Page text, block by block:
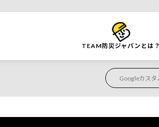
TEAM防災ジャパンとは？